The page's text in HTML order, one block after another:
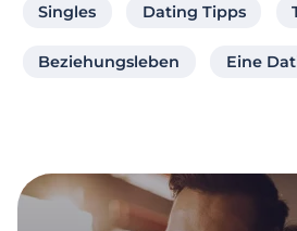
Singles Dating Tipps
Beziehungsleben Eine